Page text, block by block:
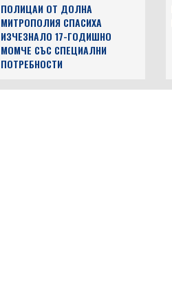
ПОЛИЦАИ ОТ ДОЛНА
МИТРОПОЛИЯ СПАСИХА
ИЗЧЕЗНАЛО 17-ГОДИШНО
МОМЧЕ СЪС СПЕЦИАЛНИ
ПОТРЕБНОСТИ